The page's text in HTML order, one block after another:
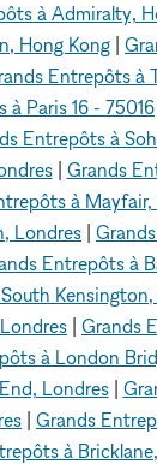
à Admiralty,
Hong Kong
Entrepôts à
Paris 16 - 75016
Entrepôts à
| Grands
à Mayfair,
Londres
Entrepôts à
Grands
à London
Londres|
Grands
à